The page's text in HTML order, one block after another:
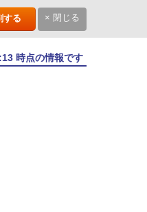
する × 閉じる
時点の情報です